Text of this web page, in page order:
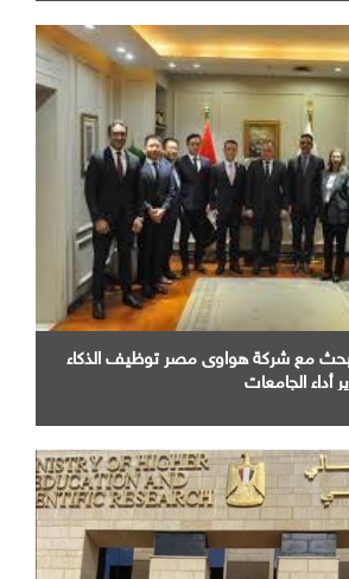
يبحث مع شركة هواوى مصر توظيف الذكاء
الجامعات